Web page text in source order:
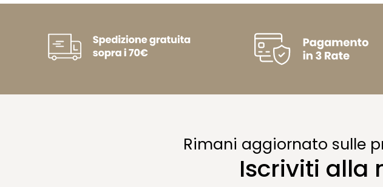
Rimani aggiornato sulle
Iscriviti alla